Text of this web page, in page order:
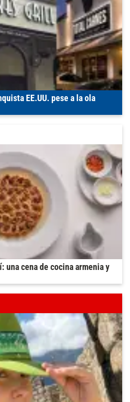
EE.UU. pese a la ola
una cena de cocina armenia y